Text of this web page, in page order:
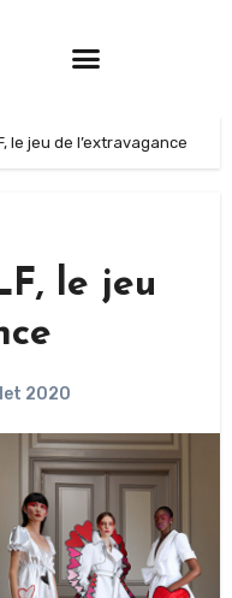
le jeu de l’extravagance
le jeu
2020